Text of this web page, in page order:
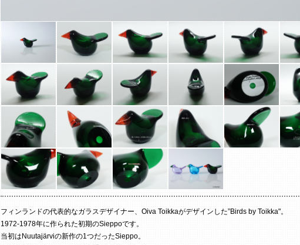
フィンランドの代表的なガラスデザイナー、Oiva Toikkaがデザインした”Birds by Toikka"。
1972-1978年に作られた初期のSieppoです。
当初はNuutajärviの新作の1つだったSieppo。